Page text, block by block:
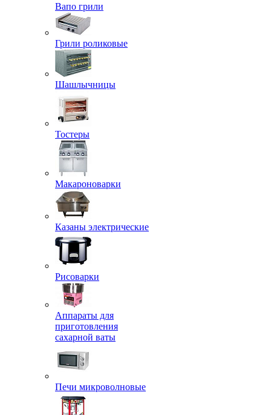
Вапо грили
Грили роликовые
Шашлычницы
Тостеры
Макароноварки
Казаны электрические
Рисоварки
Аппараты для
приготовления
сахарной ваты
Печи микроволновые